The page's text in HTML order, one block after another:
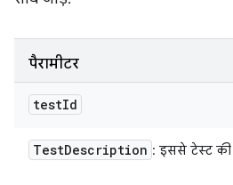
पैरामीटर
testId
TestDescription : इससे टेस्ट की